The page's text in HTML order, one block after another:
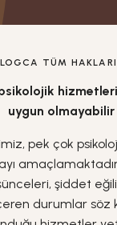
TÜM HAKLARI
uygun olmayabilir
pek çok
şiddet
durumlar söz